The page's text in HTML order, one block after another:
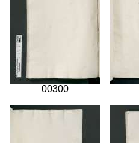
00300